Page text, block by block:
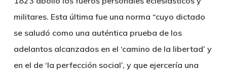
militares. Esta última fue una norma “cuyo dictado
se saludó como una auténtica prueba de los
adelantos alcanzados en el ‘camino de la libertad’ y
en el de ‘la perfección social’, y que ejercería una